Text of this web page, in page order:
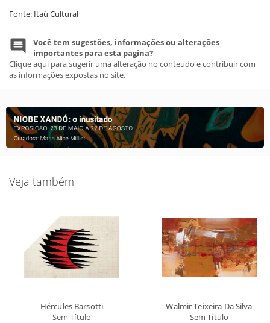
Fonte: Itaú Cultural
Você tem sugestões, informações ou alterações
importantes para esta pagina?
Clique aqui para sugerir uma alteração no conteudo e contribuir com
as informações expostas no site.
Veja também
Hércules Barsotti
Sem Título
Walmir Teixeira Da Silva
Sem Título